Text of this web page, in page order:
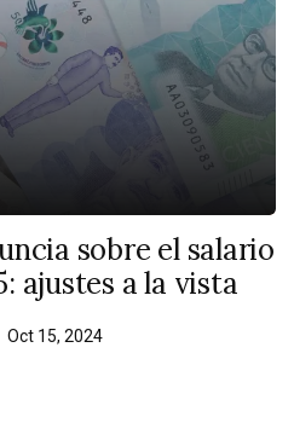
sobre el salario
ajustes a la vista
Oct 15, 2024